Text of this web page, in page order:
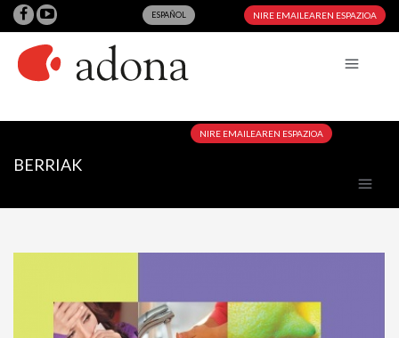
ESPAÑOL NIRE EMAILEAREN ESPAZIOA
NIRE EMAILEAREN ESPAZIOA
BERRIAK